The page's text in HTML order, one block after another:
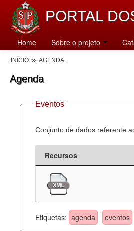
PORTAL
Home Sobre o projeto
INÍCIO AGENDA
Agenda
Eventos
Conjunto de dados referente
Recursos
Etiquetas: agenda eventos